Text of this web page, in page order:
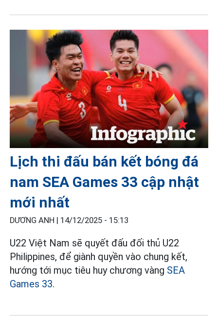
Lịch thi đấu bán kết bóng đá
nam SEA Games 33 cập nhật
mới nhất
DƯƠNG ANH | 14/12/2025 - 15:13
U22 Việt Nam sẽ quyết đấu đối thủ U22
Philippines, để giành quyền vào chung kết,
hướng tới mục tiêu huy chương vàng SEA
Games 33.